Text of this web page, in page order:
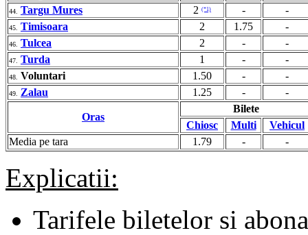
44. Targu Mures 2 (*1) - -
45. Timisoara 2 1.75 -
46. Tulcea 2 - -
47. Turda 1 - -
48. Voluntari 1.50 - -
49. Zalau 1.25 - -
Oras
Bilete
Chiosc
Multi
Vehicul
Media pe tara
1.79 - -
Explicatii:
Tarifele biletelor si